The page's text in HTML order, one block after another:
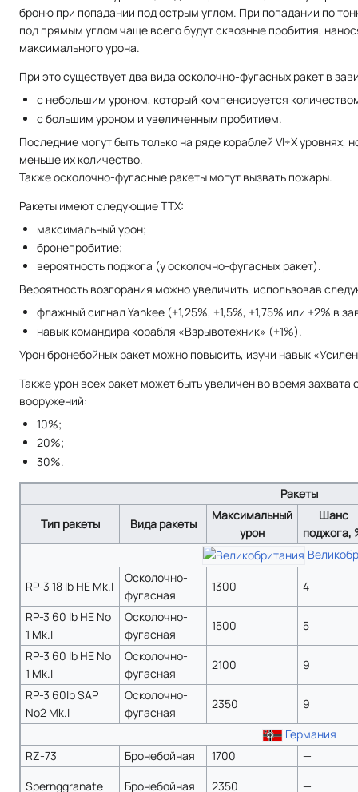
броню при попадании под острым углом. При попадании по
под прямым углом чаще всего будут сквозные пробития,
максимального урона.
При это существует два вида осколочно-фугасных ракет в
с небольшим уроном, который компенсируется
с большим уроном и увеличенным пробитием.
Последние могут быть только на ряде кораблей VI÷X уровнях,
меньше их количество.
Также осколочно-фугасные ракеты могут вызвать пожары.
Ракеты имеют следующие ТТХ:
максимальный урон;
бронепробитие;
вероятность поджога (у осколочно-фугасных ракет).
Вероятность возгорания можно увеличить, использовав
флажный сигнал Yankee (+1,25%, +1,5%, +1,75% или +2% в
навык командира корабля «Взрывотехник» (+1%).
Урон бронебойных ракет можно повысить, изучи навык
Также урон всех ракет может быть увеличен во время
вооружений:
10%;
20%;
30%.
Ракеты
Тип ракеты
Вида ракеты
Максимальный
урон
Шанс
поджога,
RP-3 18 lb HE Mk.I
Осколочно-
фугасная
1300
4
RP-3 60 lb HE No
1 Mk.I
Осколочно-
фугасная
1500
5
RP-3 60 lb HE No
1 Mk.I
Осколочно-
фугасная
2100
9
RP-3 60lb SAP
No2 Mk.I
Осколочно-
фугасная
2350
9
Германия
RZ-73
Бронебойная 1700
—
Spernggranate
Бронебойная 2350
—